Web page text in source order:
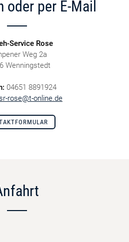
oder per E-Mail
Service Rose
Weg 2a
Wenningstedt
04651 8891924
rose@t-online.de